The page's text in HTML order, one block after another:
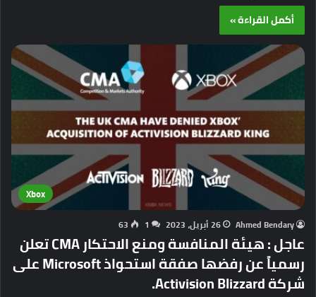
أكمل القراءة »
Xbox
Ahmed Bendary 26 أبريل، 2023 1
63
عاجل : هيئة المنافسة ومنع الاحتكار CMA تعلن
رسمياً عن رفضها صفقة استحواذ Microsoft على
شركة Activision Blizzard.